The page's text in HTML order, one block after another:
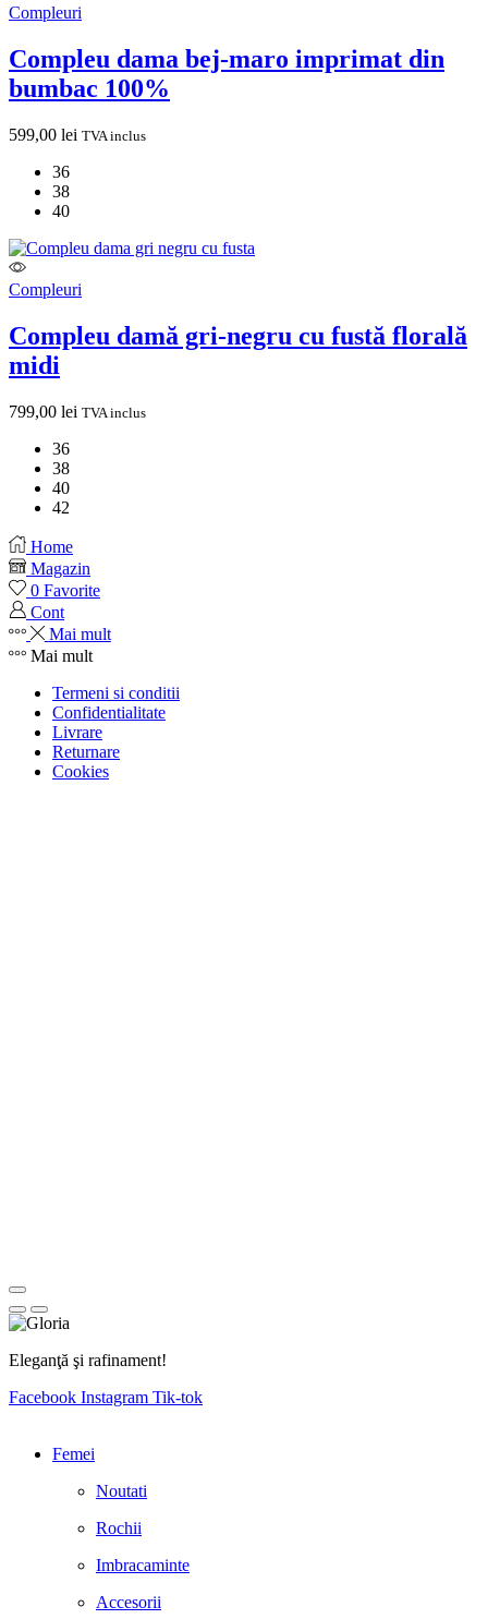
Compleuri
Compleu dama bej-maro imprimat din
bumbac 100%
599,00 lei TVA inclus
36
38
40
Compleuri
Compleu damă gri-negru cu fustă florală
midi
799,00 lei TVA inclus
36
38
40
42
Home
Magazin
0 Favorite
Cont
Mai mult
Mai mult
Termeni si conditii
Confidentialitate
Livrare
Returnare
Cookies
Eleganţă şi rafinament!
Facebook Instagram Tik-tok
Femei
Noutati
Rochii
Imbracaminte
Accesorii